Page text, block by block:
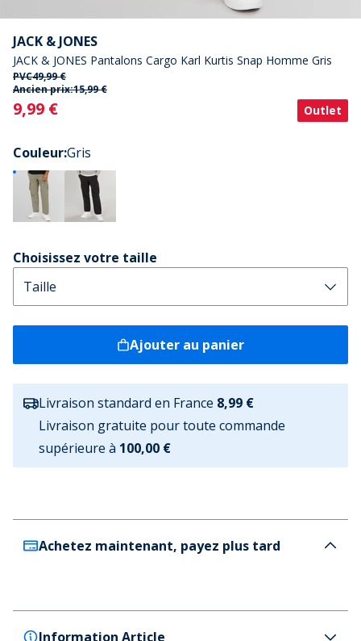
JACK & JONES
JACK & JONES Pantalons Cargo Karl Kurtis Snap Homme Gris
PVC49,99 €
Ancien prix:15,99 €
Current
9,99 € Outlet
Couleur:Gris
Choisissez votre taille
Ajouter au panier
Livraison standard en France 8,99 €
Livraison gratuite pour toute commande
supérieure à 100,00 €
Achetez maintenant, payez plus tard
Information Article